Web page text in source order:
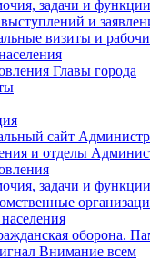
задачи и функции
и
визиты и
Главы города
сайт
и отделы
задачи и функции
оборона.
Внимание всем